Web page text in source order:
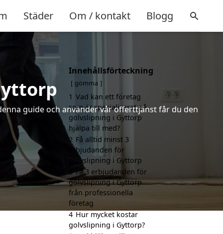
Städer Om / kontakt Blogg
guide och använder vår offerttjänst får du den
Innehållsförteckning
gömma
1 Vad kan ett företag
som är specialiserat på
golvslipning i Gyttorp
hjälpa till med?
2 Få alltid minst 3
erbjudanden för
golvslipning i Gyttorp
3 Få 3 erbjudanden för
golvslipning i Gyttorp
från professionella
företag
4 Hur mycket kostar
golvslipning i Gyttorp?